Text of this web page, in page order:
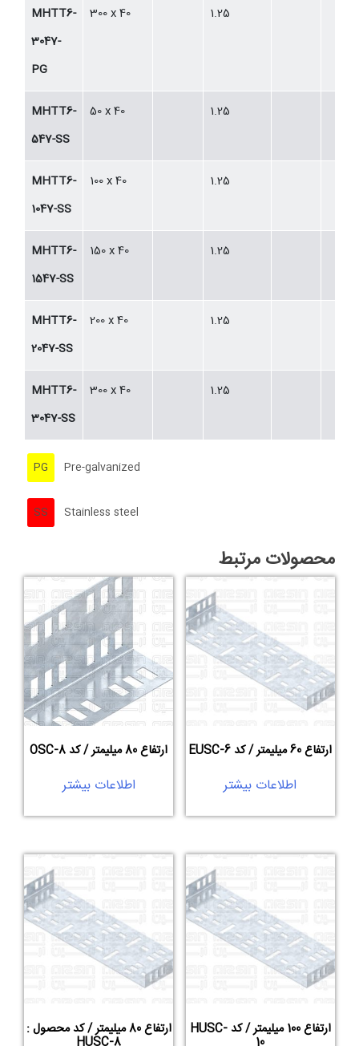
MHTT6-
3047-
PG
300 x 40 1.25
MHTT6-
547-SS
50 x 40 1.25
MHTT6-
1047-SS
100 x 40 1.25
MHTT6-
1547-SS
150 x 40 1.25
MHTT6-
2047-SS
200 x 40 1.25
MHTT6-
3047-SS
300 x 40 1.25
PG Pre-galvanized
SS Stainless steel
محصولات مرتبط
ارتفاع 60 میلیمتر / کد EUSC-6
اطلاعات بیشتر
ارتفاع 80 میلیمتر / کد OSC-8
اطلاعات بیشتر
ارتفاع 100 میلیمتر / کد HUSC- ارتفاع 80 میلیمتر / کد محصول :